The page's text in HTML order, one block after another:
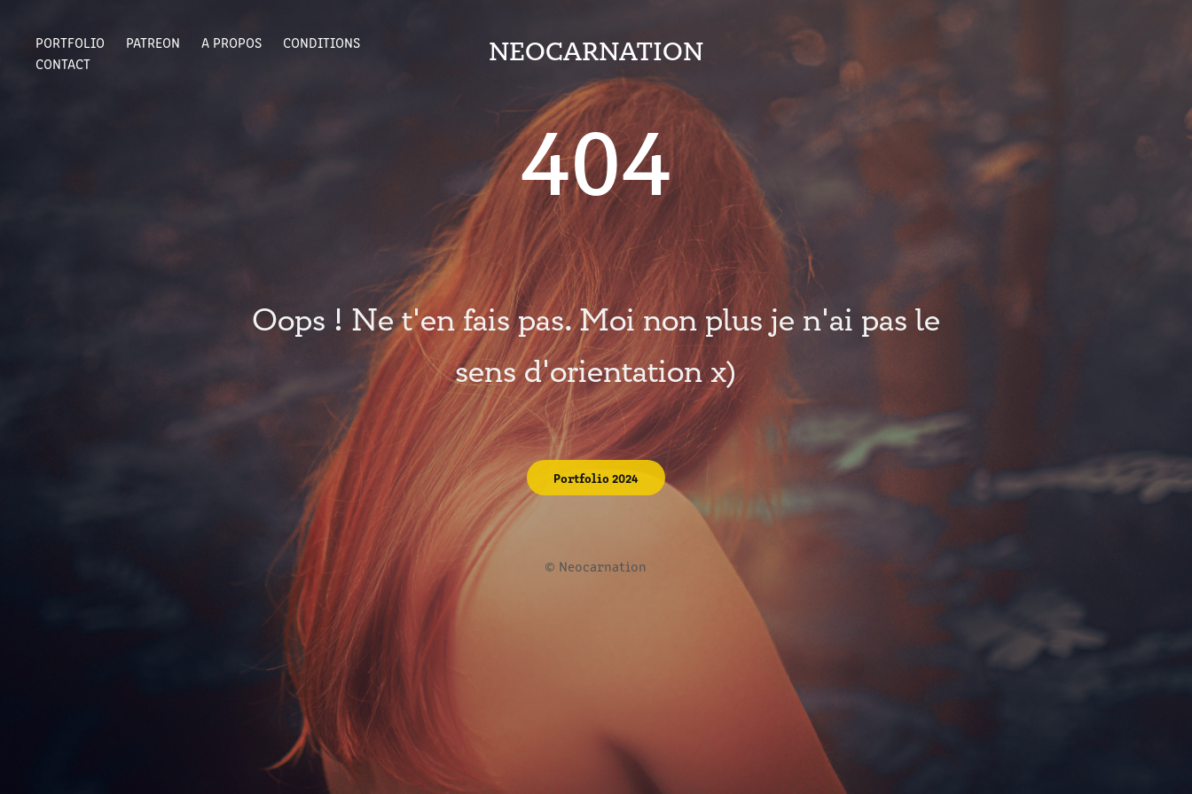
PORTFOLIO PATREON A PROPOS
CONDITIONS
CONTACT
NEOCARNATION
404
Oops ! Ne t'en fais pas. Moi non plus je n'ai pas le
sens d'orientation x)
Portfolio 2024
© Neocarnation